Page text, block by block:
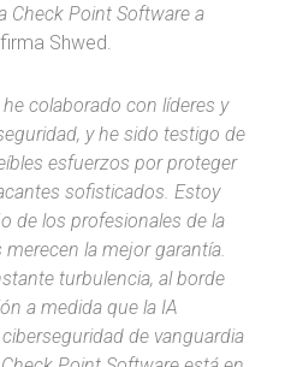
Check Point Software a
Shwed.
colaborado con líderes y
y he sido testigo de
esfuerzos por proteger
sofisticados. Estoy
de los profesionales de la
la mejor garantía.
turbulencia, al borde
a medida que la IA
de vanguardia